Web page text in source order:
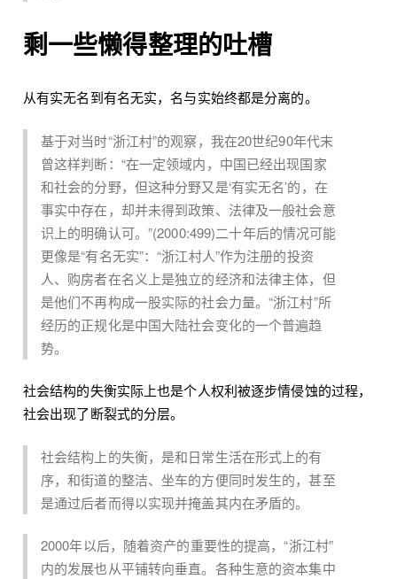
剩一些懒得整理的吐槽
从有实无名到有名无实，名与实始终都是分离的。
基于对当时“浙江村”的观察，我在20世纪90年代末
曾这样判断：“在一定领域内，中国已经出现国家
和社会的分野，但这种分野又是‘有实无名’的，在
事实中存在，却并未得到政策、法律及一般社会意
识上的明确认可。”(2000:499)二十年后的情况可能
更像是“有名无实”：“浙江村人”作为注册的投资
人、购房者在名义上是独立的经济和法律主体，但
是他们不再构成一股实际的社会力量。“浙江村”所
经历的正规化是中国大陆社会变化的一个普遍趋
势。
社会结构的失衡实际上也是个人权利被逐步情侵蚀的过程，
社会出现了断裂式的分层。
社会结构上的失衡，是和日常生活在形式上的有
序，和街道的整洁、坐车的方便同时发生的，甚至
是通过后者而得以实现并掩盖其内在矛盾的。
2000年以后，随着资产的重要性的提高，“浙江村”
内的发展也从平铺转向垂直。各种生意的资本集中